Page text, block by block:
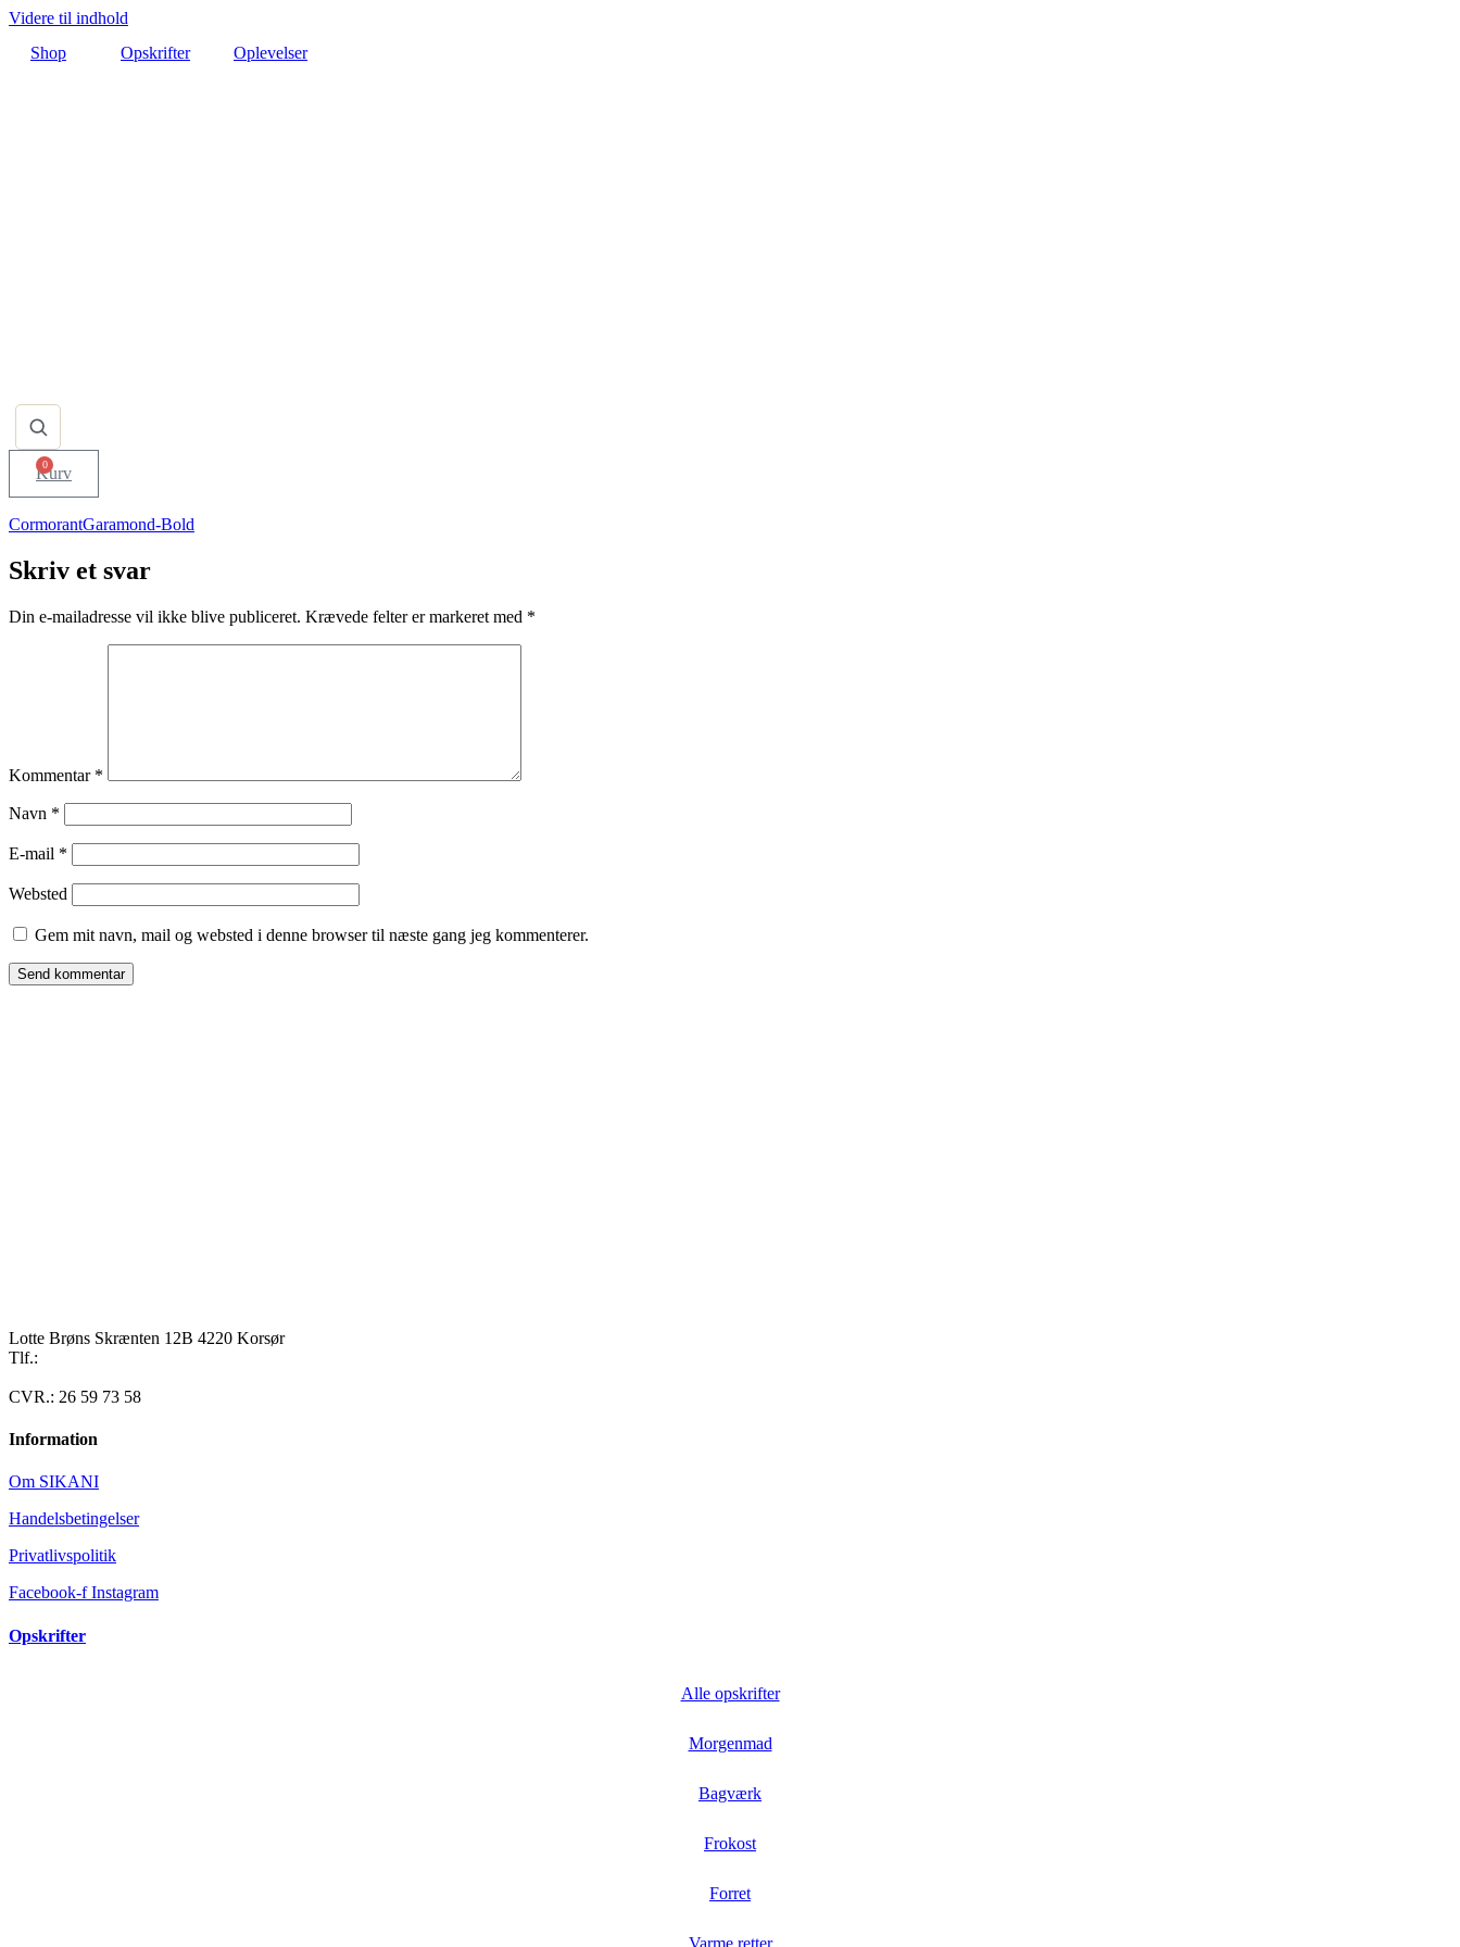
Videre til indhold
Shop
Opskrifter Oplevelser
0
Kurv
CormorantGaramond-Bold
Skriv et svar
Din e-mailadresse vil ikke blive publiceret. Krævede felter er markeret med *
Kommentar *
Navn *
E-mail *
Websted
Gem mit navn, mail og websted i denne browser til næste gang jeg kommenterer.
Lotte Brøns Skrænten 12B 4220 Korsør
Tlf.:
CVR.: 26 59 73 58
Information
Om SIKANI
Handelsbetingelser
Privatlivspolitik
Facebook-f Instagram
Opskrifter
Alle opskrifter
Morgenmad
Bagværk
Frokost
Forret
Varme retter